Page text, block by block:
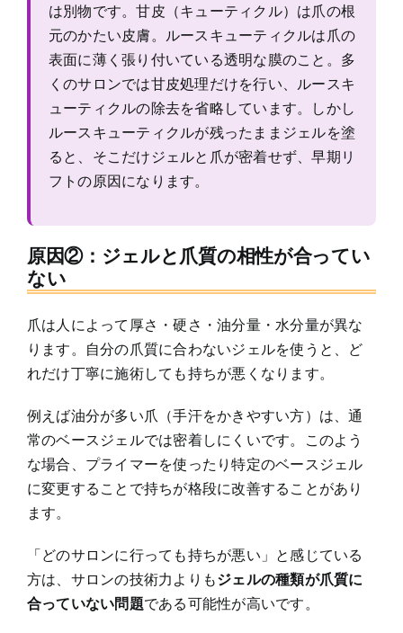
は別物です。甘皮（キューティクル）は爪の根
元のかたい皮膚。ルースキューティクルは爪の
表面に薄く張り付いている透明な膜のこと。多
くのサロンでは甘皮処理だけを行い、ルースキ
ューティクルの除去を省略しています。しかし
ルースキューティクルが残ったままジェルを塗
ると、そこだけジェルと爪が密着せず、早期リ
フトの原因になります。
原因②：ジェルと爪質の相性が合ってい
ない
爪は人によって厚さ・硬さ・油分量・水分量が異な
ります。自分の爪質に合わないジェルを使うと、ど
れだけ丁寧に施術しても持ちが悪くなります。
例えば油分が多い爪（手汗をかきやすい方）は、通
常のベースジェルでは密着しにくいです。このよう
な場合、プライマーを使ったり特定のベースジェル
に変更することで持ちが格段に改善することがあり
ます。
「どのサロンに行っても持ちが悪い」と感じている
方は、サロンの技術力よりもジェルの種類が爪質に
合っていない問題である可能性が高いです。